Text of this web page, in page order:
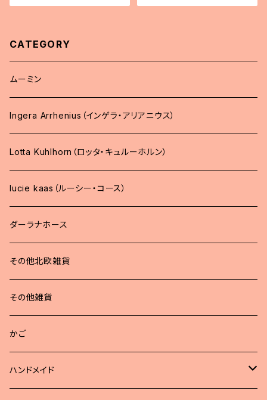
CATEGORY
ムーミン
Ingera Arrhenius（インゲラ・アリアニウス）
Lotta Kuhlhorn（ロッタ・キュルーホルン）
lucie kaas（ルーシー・コース）
ダーラナホース
その他北欧雑貨
その他雑貨
かご
ハンドメイド